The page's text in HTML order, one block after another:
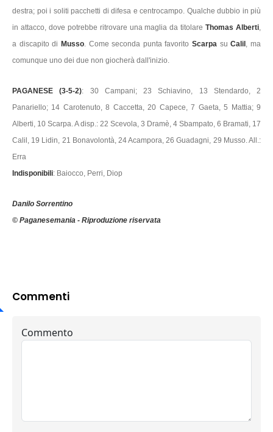
destra; poi i soliti pacchetti di difesa e centrocampo. Qualche dubbio in più
in attacco, dove potrebbe ritrovare una maglia da titolareThomas Alberti,
a discapito di Musso. Come seconda punta favoritoScarpa suCalil , ma
comunque uno dei due non giocherà dall'inizio.
PAGANESE (3-5-2): 30 Campani; 23 Schiavino, 13 Stendardo, 2
Panariello; 14 Carotenuto, 8 Caccetta, 20 Capece, 7 Gaeta, 5 Mattia; 9
Alberti, 10 Scarpa. A disp.: 22 Scevola, 3 Dramè, 4 Sbampato, 6 Bramati, 17
Calil, 19 Lidin, 21 Bonavolontà, 24 Acampora, 26 Guadagni, 29 Musso. All.:
Erra
Indisponibili: Baiocco, Perri, Diop
Danilo Sorrentino
© Paganesemania - Riproduzione riservata
Commenti